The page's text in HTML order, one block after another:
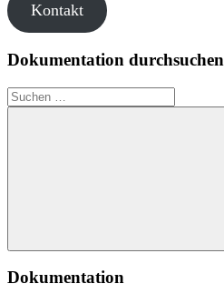
Kontakt
Dokumentation durchsuchen
Suche
nach:
Suche
Dokumentation